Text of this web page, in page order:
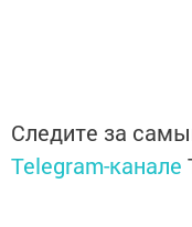
Следите за
Telegram-канале